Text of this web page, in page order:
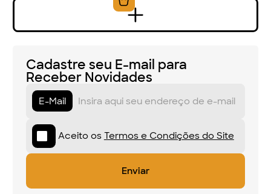
Cadastre seu E-mail para
Receber Novidades
E-Mail
Aceito os Termos e Condições do Site